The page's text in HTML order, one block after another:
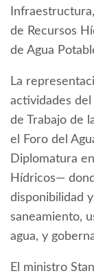
de Recursos
de Agua
La
actividades
de Trabajo de
el Foro del
Diplomatura
Hídricos—
disponibilidad
saneamiento,
agua, y
El ministro